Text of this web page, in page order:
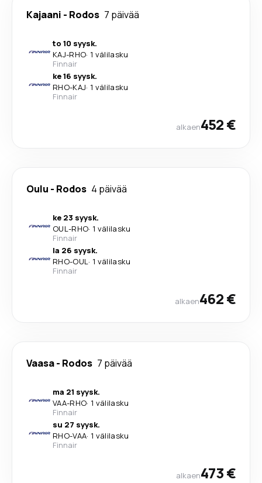
Kajaani - Rodos 7 päivää
to 10 syysk.
KAJ-RHO· 1 välilasku
Finnair
ke 16 syysk.
RHO-KAJ· 1 välilasku
Finnair
alkaen452 €
Oulu - Rodos 4 päivää
ke 23 syysk.
OUL-RHO· 1 välilasku
Finnair
la 26 syysk.
RHO-OUL· 1 välilasku
Finnair
alkaen462 €
Vaasa- Rodos 7 päivää
ma 21 syysk.
VAA-RHO· 1 välilasku
Finnair
su 27 syysk.
RHO-VAA· 1 välilasku
Finnair
alkaen473 €